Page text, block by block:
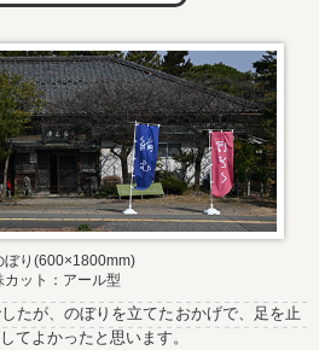
ぼり(600×1800mm)
カット：アール型
たが、のぼりを立てたおかげで、足を止
てよかったと思います。